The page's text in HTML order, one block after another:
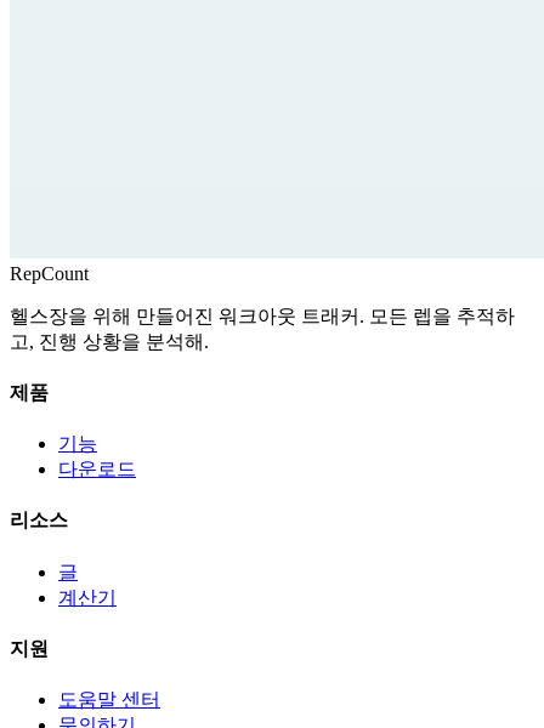
RepCount
헬스장을 위해 만들어진 워크아웃 트래커. 모든 렙을 추적하
고, 진행 상황을 분석해.
제품
기능
다운로드
리소스
글
계산기
지원
도움말 센터